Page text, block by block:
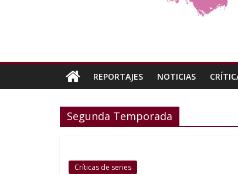
REPORTAJES NOTICIAS
Segunda Temporada
Críticas de series